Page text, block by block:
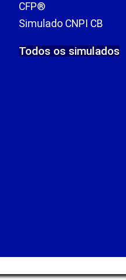
CFP®
Simulado CNPI CB
Todos os simulados